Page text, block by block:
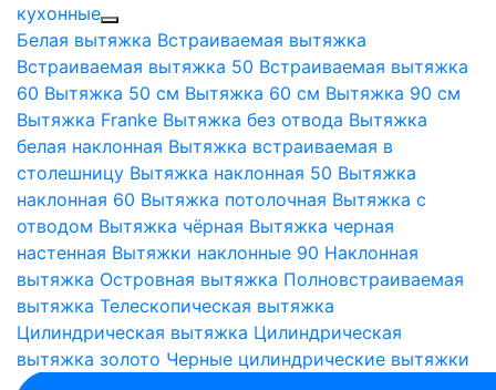
кухонные
Белая вытяжка Встраиваемая вытяжка
Встраиваемая вытяжка 50 Встраиваемая вытяжка
60 Вытяжка 50 см Вытяжка 60 см Вытяжка 90 см
Вытяжка Franke Вытяжка без отвода Вытяжка
белая наклонная Вытяжка встраиваемая в
столешницу Вытяжка наклонная 50 Вытяжка
наклонная 60 Вытяжка потолочная Вытяжка с
отводом Вытяжка чёрная Вытяжка черная
настенная Вытяжки наклонные 90 Наклонная
вытяжка Островная вытяжка Полновстраиваемая
вытяжка Телескопическая вытяжка
Цилиндрическая вытяжка Цилиндрическая
вытяжка золото Черные цилиндрические вытяжки